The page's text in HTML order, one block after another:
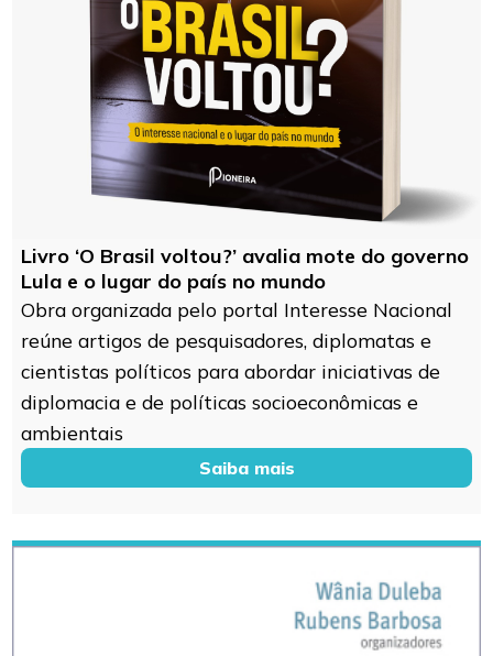
Livro ‘O Brasil voltou?’ avalia mote do governo
Lula e o lugar do país no mundo
Obra organizada pelo portal Interesse Nacional
reúne artigos de pesquisadores, diplomatas e
cientistas políticos para abordar iniciativas de
diplomacia e de políticas socioeconômicas e
ambientais
Saiba mais